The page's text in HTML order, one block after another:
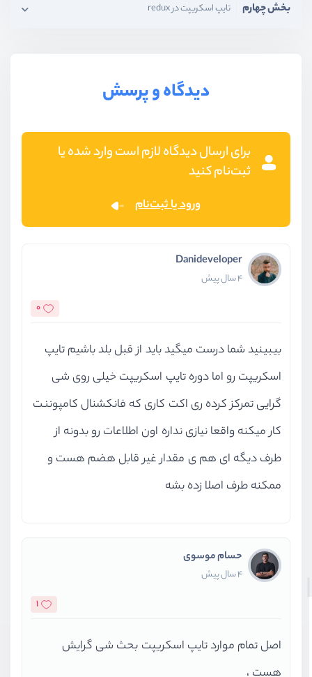
بخش چهارم تایپ اسکریپت در redux
دیدگاه و پرسش
برای ارسال دیدگاه لازم است وارد شده یا
ثبت‌نام کنید
ورود یا ثبت‌نام
Danideveloper
4 سال پیش
0
بیبینید شما درست میگید باید از قبل بلد باشیم تایپ
اسکریپت رو اما دوره تایپ اسکریپت خیلی روی شی
گرایی تمرکز کرده ری اکت کاری که فانکشنال کامپوننت
کار میکنه واقعا نیازی نداره اون اطلاعات رو بدونه از
طرف دیگه ای هم ی مقدار غیر قابل هضم هست و
ممکنه طرف اصلا زده بشه
حسام موسوی
4 سال پیش
1
اصل تمام موارد تایپ اسکریپت بحث شی گرایش